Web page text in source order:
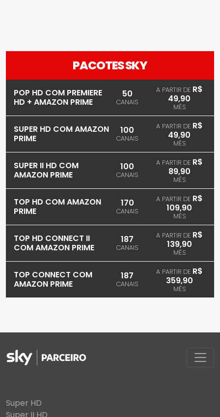
PACOTES SKY
POP HD COM PREMIERE
HD + AMAZON PRIME
50
CANAIS
A PARTIR DE R$
49,90
MÊS
SUPER HD COM AMAZON
PRIME
100
CANAIS
A PARTIR DE R$
49,90
MÊS
SUPER II HD COM
AMAZON PRIME
100
CANAIS
A PARTIR DE R$
89,90
MÊS
TOP HD COM AMAZON
PRIME
170
CANAIS
A PARTIR DE R$
109,90
MÊS
TOP HD CONNECT II
COM AMAZON PRIME
187
CANAIS
A PARTIR DE R$
139,90
MÊS
TOP CONNECT COM
AMAZON PRIME
187
CANAIS
A PARTIR DE R$
359,90
MÊS
Super HD
Super II HD